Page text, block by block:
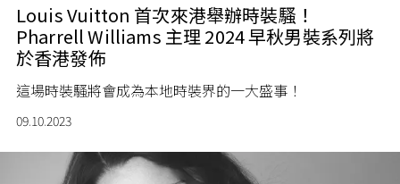
Louis Vuitton 首次來港舉辦時裝騷！
Pharrell Williams 主理 2024 早秋男裝系列將
於香港發佈
這場時裝騷將會成為本地時裝界的一大盛事！
09.10.2023